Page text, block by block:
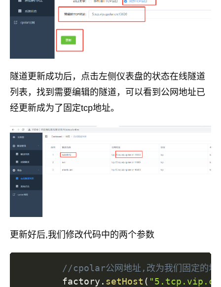
隧道更新成功后，点击左侧仪表盘的状态在线隧道
列表，找到需要编辑的隧道，可以看到公网地址已
经更新成为了固定tcp地址。
更新好后,我们修改代码中的两个参数
//cpolar公网地址,改为我们固定的地
        factory
. setHost (